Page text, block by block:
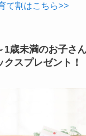
て割はこちら>>
1歳未満のお子さ
スプレゼント！